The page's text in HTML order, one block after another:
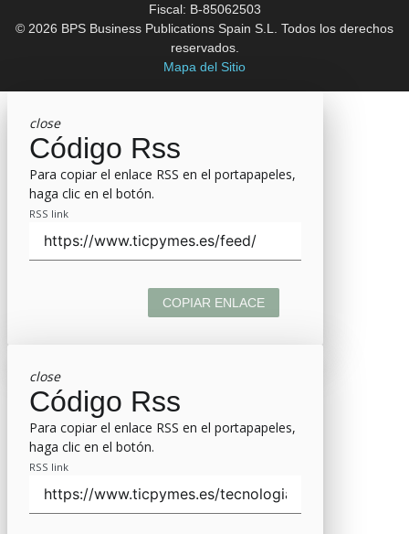
Fiscal: B-85062503
© 2026 BPS Business Publications Spain S.L. Todos los derechos
reservados.
Mapa del Sitio
close
Código Rss
Para copiar el enlace RSS en el portapapeles,
haga clic en el botón.
RSS link
COPIAR ENLACE
close
Código Rss
Para copiar el enlace RSS en el portapapeles,
haga clic en el botón.
RSS link